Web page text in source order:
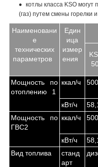
котлы класса KSO могут
(газ) путем смены горелки
Наименовани
е
технических
параметров
Един
ица
измер
ения
Мощность по
отоплению 1
ккал/ч
кВт/ч
Мощность по
ГВС2
ккал/ч
кВт/ч
Вид топлива
станд
арт